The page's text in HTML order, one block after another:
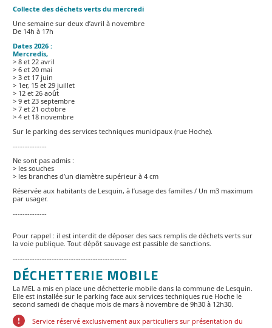
Collecte des déchets verts du mercredi
Une semaine sur deux d’avril à novembre
De 14h à 17h
Dates 2026 :
Mercredis,
> 8 et 22 avril
> 6 et 20 mai
> 3 et 17 juin
> 1er, 15 et 29 juillet
> 12 et 26 août
> 9 et 23 septembre
> 7 et 21 octobre
> 4 et 18 novembre
Sur le parking des services techniques municipaux (rue Hoche).
--------------
Ne sont pas admis :
> les souches
> les branches d’un diamètre supérieur à 4 cm
Réservée aux habitants de Lesquin, à l’usage des familles / Un m3 maximum
par usager.
--------------
Pour rappel : il est interdit de déposer des sacs remplis de déchets verts sur
la voie publique. Tout dépôt sauvage est passible de sanctions.
-----------------------------------------------
DÉCHETTERIE MOBILE
La MEL a mis en place une déchetterie mobile dans la commune de Lesquin.
Elle est installée sur le parking face aux services techniques rue Hoche le
second samedi de chaque mois de mars à novembre de 9h30 à 12h30.
Service réservé exclusivement aux particuliers sur présentation du